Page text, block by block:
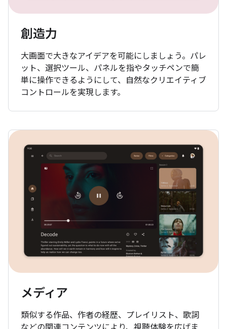
創造力
大画面で大きなアイデアを可能にしましょう。パレ
ット、選択ツール、パネルを指やタッチペンで簡
単に操作できるようにして、自然なクリエイティブ
コントロールを実現します。
メディア
類似する作品、作者の経歴、プレイリスト、歌詞